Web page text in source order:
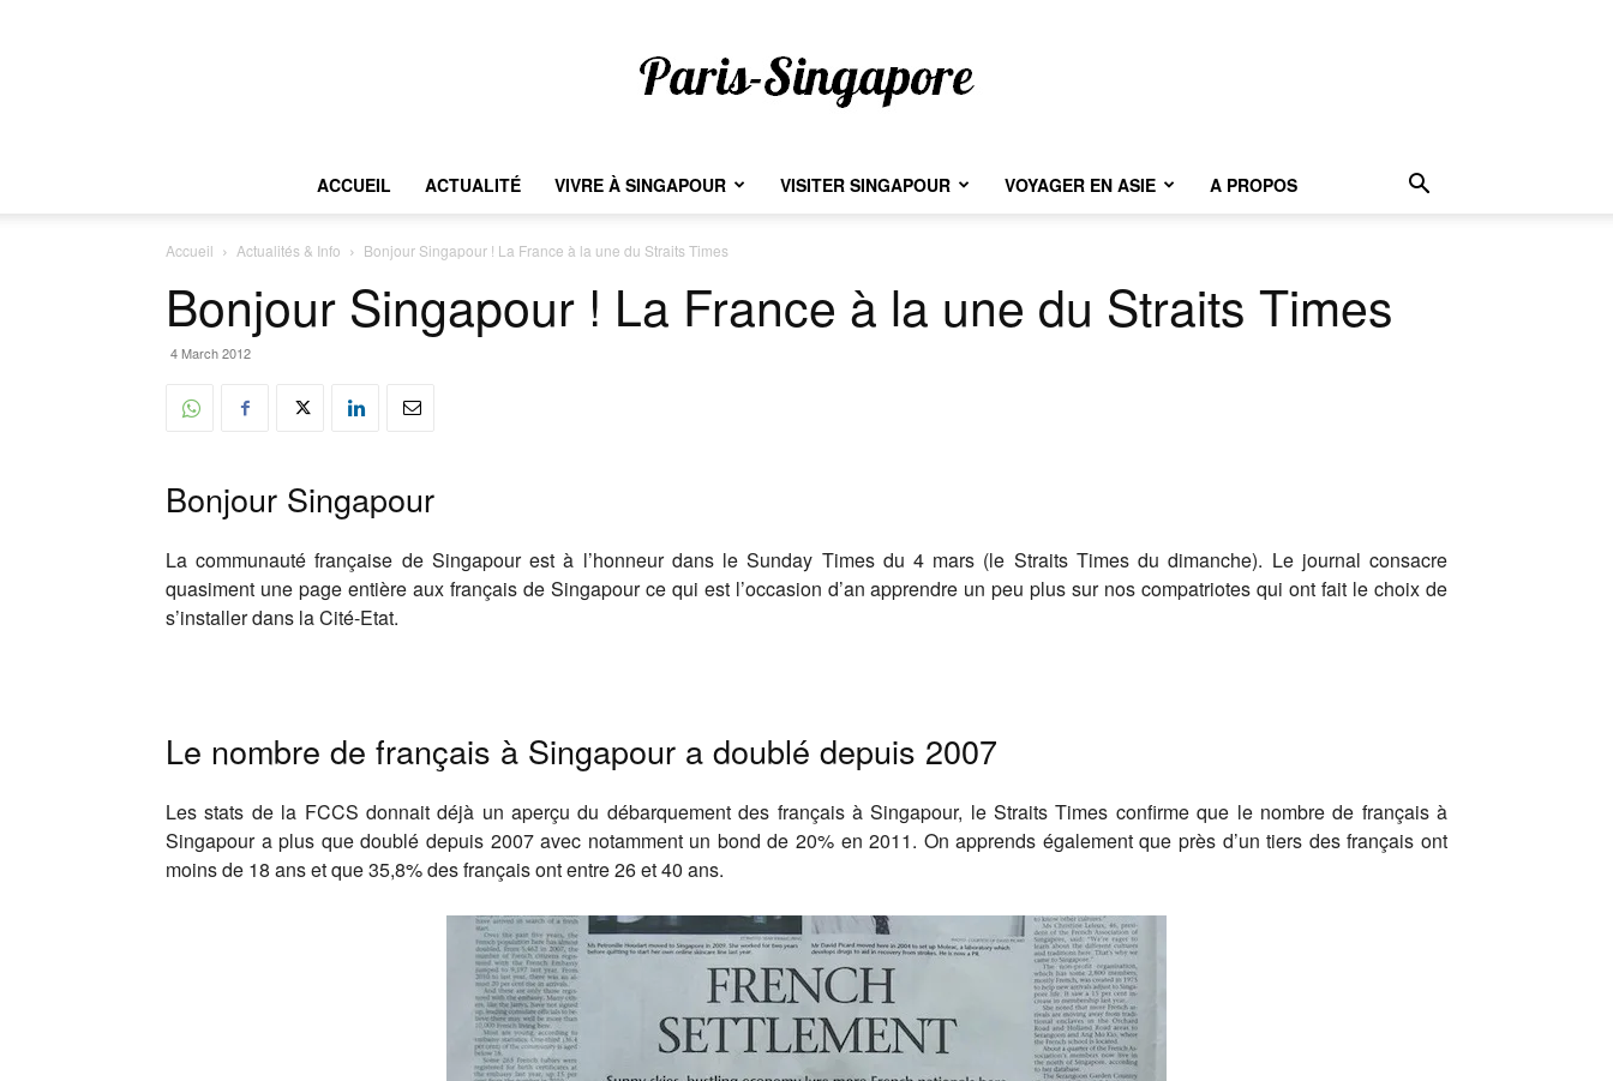
Paris-
ACCUEIL ACTUALITÉ VIVRE À SINGAPOUR VISITER SINGAPOUR VOYAGER EN ASIE A PROPOS
Accueil Actualités & Info Bonjour Singapour ! La France à la une du Straits Times
Bonjour Singapour ! La France à la une du Straits Times
4 March 2012
Bonjour Singapour
La communauté française de Singapour est à l’honneur dans le Sunday Times du 4 mars (le Straits Times du dimanche). Le journal consacre
quasiment une page entière aux français de Singapour ce qui est l’occasion d’an apprendre un peu plus sur nos compatriotes qui ont fait le choix de
s’installer dans la Cité-Etat.
Le nombre de français à Singapour a doublé depuis 2007
Les stats de la FCCS donnait déjà un aperçu du débarquement des français à Singapour, le Straits Times confirme que le nombre de français à
Singapour a plus que doublé depuis 2007 avec notamment un bond de 20% en 2011. On apprends également que près d’un tiers des français ont
moins de 18 ans et que 35,8% des français ont entre 26 et 40 ans.